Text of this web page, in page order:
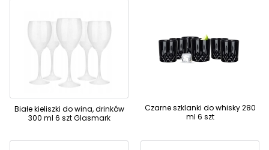
Białe kieliszki do wina, drinków
300 ml 6 szt Glasmark
Czarne szklanki do whisky 280
ml 6 szt